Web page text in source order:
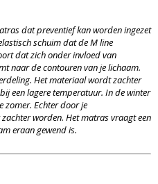
dat preventief kan worden ingezet
schuim dat de M line
dat zich onder invloed van
naar de contouren van je lichaam.
Het materiaal wordt zachter
een lagere temperatuur. In de winter
zomer. Echter door je
worden. Het matras vraagt een
eraan gewend is.